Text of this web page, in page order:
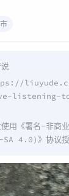
listening-
用《署名-非商
SA 4.0)》协议